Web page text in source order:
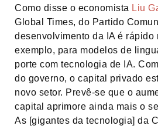
Como disse o economista Liu
Global Times, do Partido
desenvolvimento da IA é rápido
exemplo, para modelos de
porte com tecnologia de IA.
do governo, o capital privado
novo setor. Prevê-se que o
capital aprimore ainda mais o
As [gigantes da tecnologia] da